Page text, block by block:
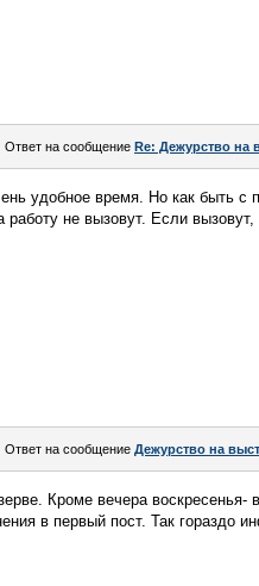
Ответ на сообщение Re: Дежурство на
удобное время. Но как быть с
работу не вызовут. Если вызовут,
Ответ на сообщение Дежурство на
Кроме вечера воскресенья-
в первый пост. Так гораздо